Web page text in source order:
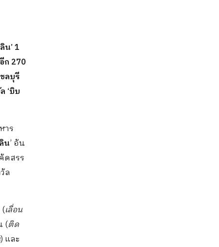
น’ 1
อีก 270
ลบุรี
‘บิบ
าร
น’ อัน
ดสรร
ล
เลื่อน
(ติด
) และ